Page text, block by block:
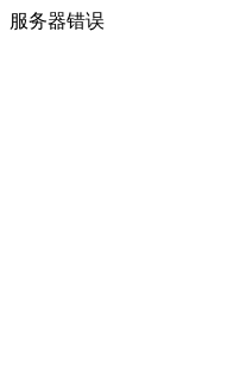
服务器错误